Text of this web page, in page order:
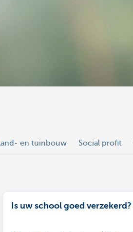
Land- en tuinbouw Social profit
Is uw school goed verzekerd?